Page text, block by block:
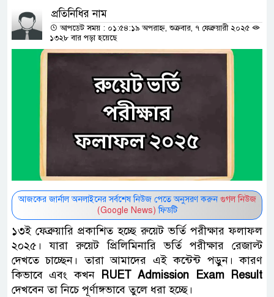
প্রতিনিধির নাম
আপডেট সময় : ০১:৫৪:১৯ অপরাহ্ন, শুক্রবার, ৭ ফেব্রুয়ারী ২০২৫
১৩২৮ বার পড়া হয়েছে
আজকের জার্নাল অনলাইনের সর্বশেষ নিউজ পেতে অনুসরণ করুন গুগল নিউজ
(Google News) ফিডটি
১৩ই ফেব্রুয়ারি প্রকাশিত হচ্ছে রুয়েট ভর্তি পরীক্ষার ফলাফল
২০২৫। যারা রুয়েট প্রিলিমিনারি ভর্তি পরীক্ষার রেজাল্ট
দেখতে চাচ্ছেন। তারা আমাদের এই কন্টেন্ট পড়ুন। কারণ
কিভাবে এবং কখন
RUET Admission Exam Result
দেখবেন তা নিচে পূর্ণাঙ্গভাবে তুলে ধরা হচ্ছে।